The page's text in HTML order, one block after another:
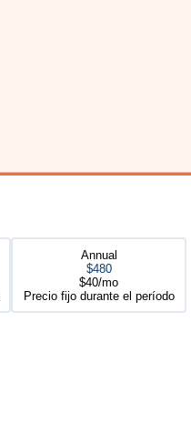
Annual
$480
$40/mo
Precio fijo durante el período